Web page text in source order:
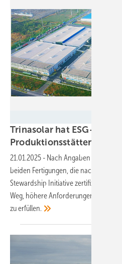
Trinasolar hat ESG-
Produktionsstätten
21.01.2025 - Nach Angaben des
beiden Fertigungen, die nach den
Stewardship Initiative zertifiziert
Weg, höhere Anforderungen seitens
zuerfüllen.